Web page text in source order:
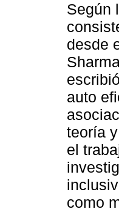
Según
desde
auto
teoría
el
como